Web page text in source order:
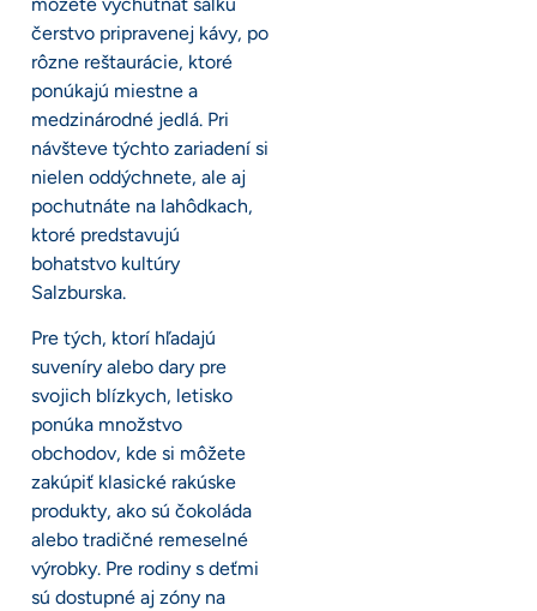
čerstvo pripravenej kávy, po
rôzne reštaurácie, ktoré
ponúkajú miestne a
medzinárodné jedlá. Pri
návšteve týchto zariadení si
nielen oddýchnete, ale aj
pochutnáte na lahôdkach,
ktoré predstavujú
bohatstvo kultúry
Salzburska.
Pre tých, ktorí hľadajú
suveníry alebo dary pre
svojich blízkych, letisko
ponúka množstvo
obchodov, kde si môžete
zakúpiť klasické rakúske
produkty, ako sú čokoláda
alebo tradičné remeselné
výrobky. Pre rodiny s deťmi
sú dostupné aj zóny na